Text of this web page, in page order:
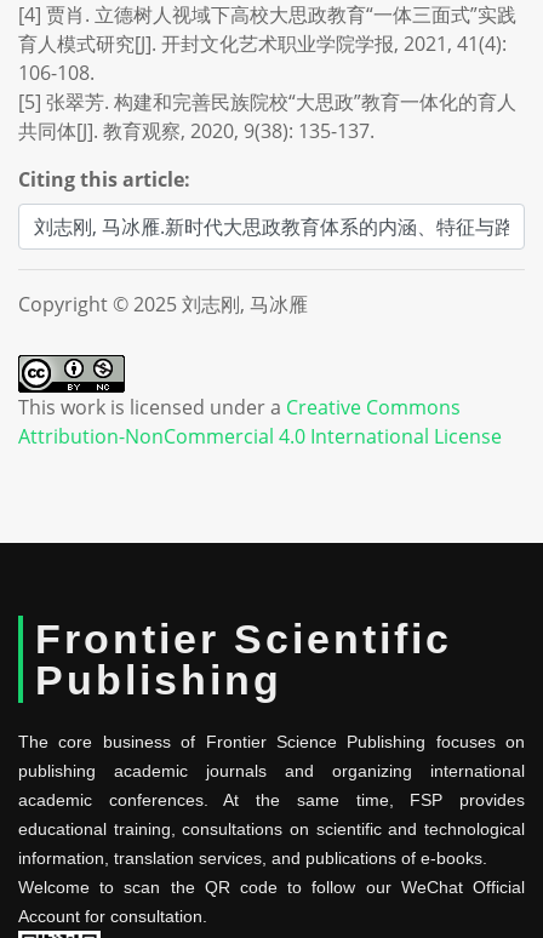
[4] 贾肖. 立德树人视域下高校大思政教育“一体三面式”实践
育人模式研究[J]. 开封文化艺术职业学院学报, 2021, 41(4):
106-108.
[5] 张翠芳. 构建和完善民族院校“大思政”教育一体化的育人
共同体[J]. 教育观察, 2020, 9(38): 135-137.
Citing this article:
Copyright © 2025 刘志刚, 马冰雁
This work is licensed under a Creative Commons
Attribution-NonCommercial 4.0 International License
Frontier Scientific
Publishing
The core business of Frontier Science Publishing focuses on
publishing academic journals and organizing international
academic conferences. At the same time, FSP provides
educational training, consultations on scientific and technological
information, translation services, and publications of e-books.
Welcome to scan the QR code to follow our WeChat Official
Account for consultation.